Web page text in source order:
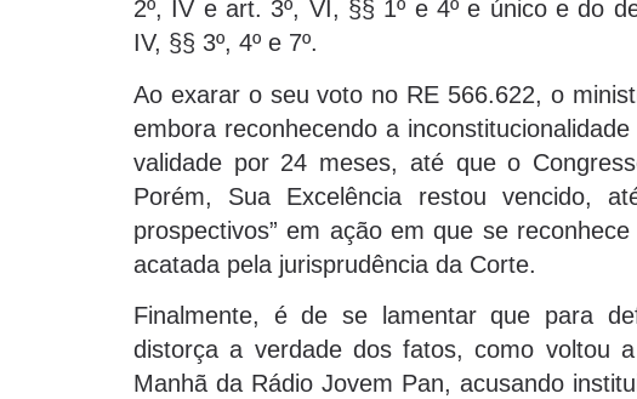
2º, IV e art. 3º, VI, §§ 1º e 4º e único e do
IV, §§ 3º, 4º e 7º.
Ao exarar o seu voto no RE 566.622, o
embora reconhecendo a
validade por 24 meses, até que o
Porém, Sua Excelência restou vencido,
prospectivos” em ação em que se
acatada pela jurisprudência da Corte.
Finalmente, é de se lamentar que para
distorça a verdade dos fatos, como voltou
Manhã da Rádio Jovem Pan, acusando